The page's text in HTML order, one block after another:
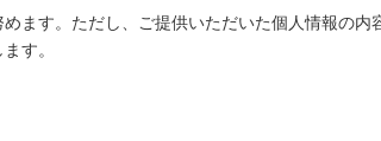
ます。ただし、ご提供いただいた個人情報の内
す。